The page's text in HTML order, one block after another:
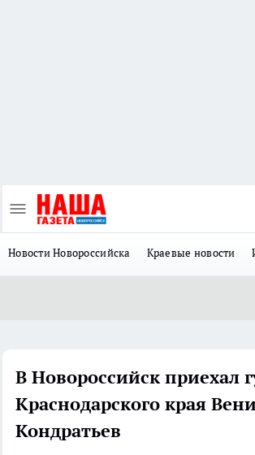
Новости Новороссийска Краевые новости
В Новороссийск приехал
Краснодарского края
Кондратьев